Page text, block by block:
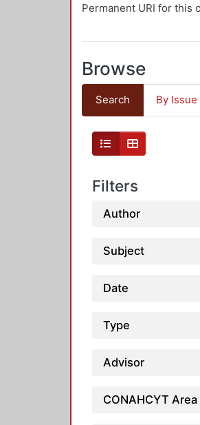
Permanent URI for this
Browse
Search By Issue
Filters
Author
Subject
Date
Type
Advisor
CONAHCYT Area